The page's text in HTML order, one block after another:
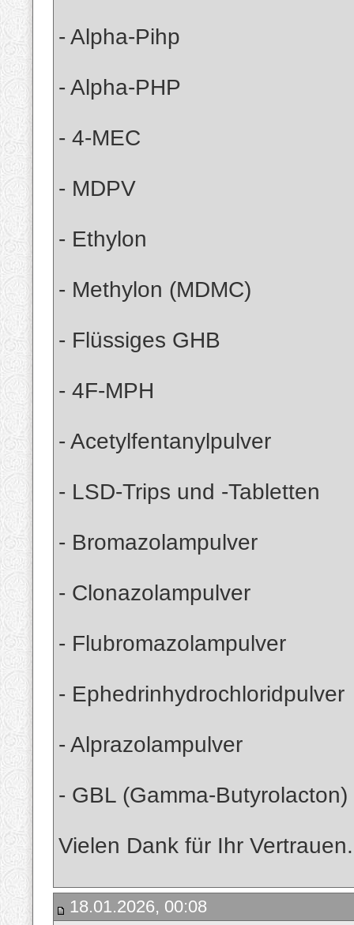
- Alpha-Pihp
- Alpha-PHP
- 4-MEC
- MDPV
- Ethylon
- Methylon (MDMC)
- Flüssiges GHB
- 4F-MPH
- Acetylfentanylpulver
- LSD-Trips und -Tabletten
- Bromazolampulver
- Clonazolampulver
- Flubromazolampulver
- Ephedrinhydrochloridpulver
- Alprazolampulver
- GBL (Gamma-Butyrolacton)
Vielen Dank für Ihr Vertrauen.
18.01.2026, 00:08